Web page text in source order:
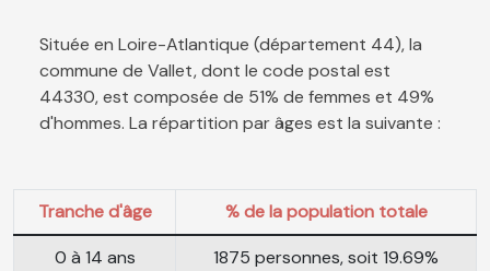
Située en Loire-Atlantique (département 44), la
commune de Vallet, dont le code postal est
44330, est composée de 51% de femmes et 49%
d'hommes. La répartition par âges est la suivante :
Tranche d'âge
% de la population totale
0 à 14 ans
1875 personnes, soit 19.69%